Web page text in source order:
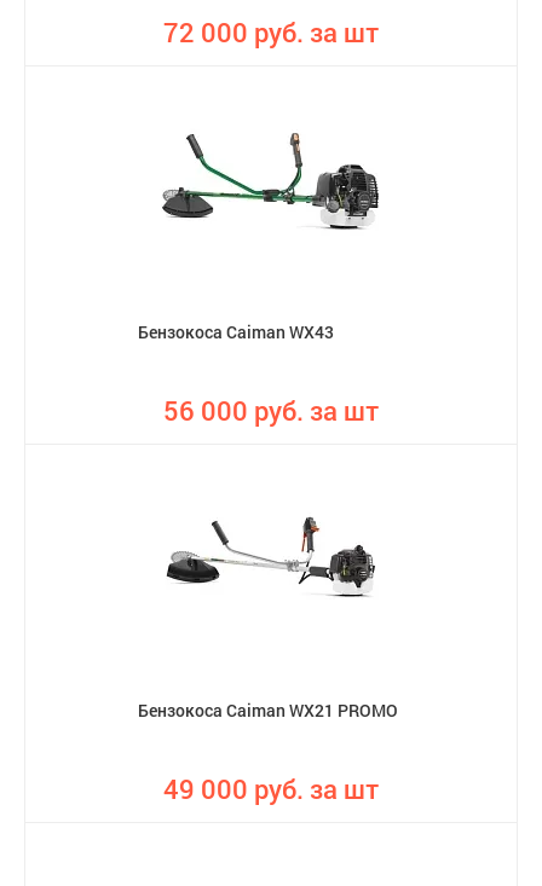
72 000 руб. за шт
Бензокоса Caiman WX43
56 000 руб. за шт
Бензокоса Caiman WX21 PROMO
49 000 руб. за шт